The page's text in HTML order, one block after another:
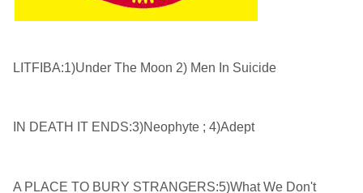
LITFIBA:1)Under The Moon 2) Men In Suicide
IN DEATH IT ENDS:3)Neophyte ; 4)Adept
A PLACE TO BURY STRANGERS:5)What We Don't